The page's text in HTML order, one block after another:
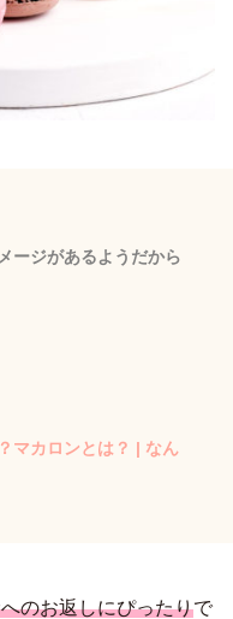
ージがあるようだから
マカロンとは？ | なん
のお返しにぴったりで